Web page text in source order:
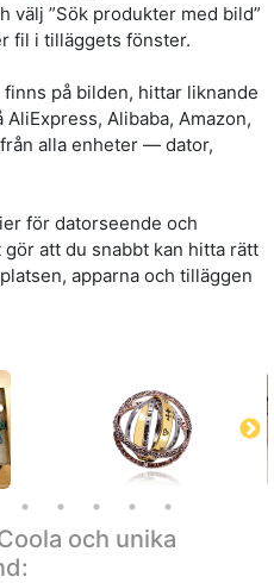
välj ”Sök produkter med bild”
fil i tilläggets fönster.
på bilden, hittar liknande
Alibaba, Amazon,
alla enheter — dator,
för datorseende och
att du snabbt kan hitta rätt
apparna och tilläggen
och unika